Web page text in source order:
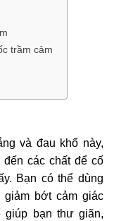
trầm cảm
và đau khổ này,
các chất để cố
Bạn có thể dùng
bớt cảm giác
giúp bạn thư giãn,